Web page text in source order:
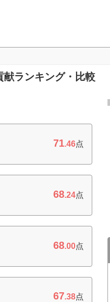
献ランキング・比較
71.46点
68.24点
68.00点
67.38点